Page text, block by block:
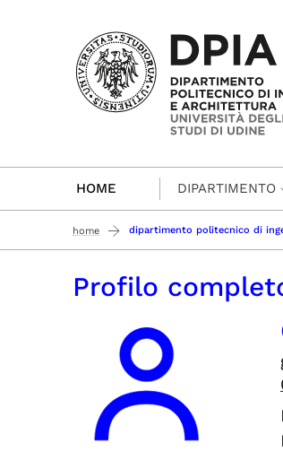
Passa al contenuto
HOME DIPARTIMENTO
home dipartimento politecnico di
Profilo